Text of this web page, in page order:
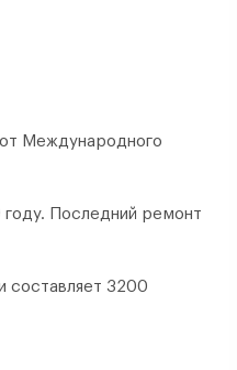
Международного
Последний ремонт
составляет 3200